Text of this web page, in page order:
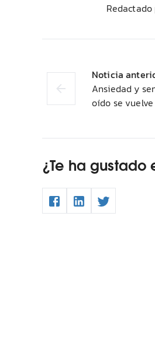
Redactado
Noticia
Ansiedad y
oído se
¿Te ha